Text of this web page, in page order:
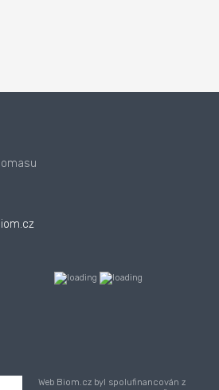
Web Biom.cz byl spolufinancován z